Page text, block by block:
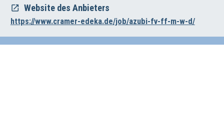
Website des Anbieters
https://www.cramer-edeka.de/job/azubi-fv-ff-m-w-d/